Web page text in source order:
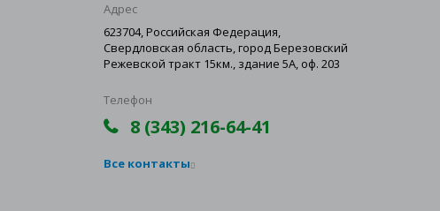
Адрес
623704, Российская Федерация,
Свердловская область, город Березовский
Режевской тракт 15км., здание 5А, оф. 203
Телефон
8 (343) 216-64-41
Все контакты